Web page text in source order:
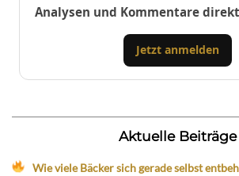
Analysen und Kommentare
Jetzt anmelden
Aktuelle Beiträge
Wie viele Bäcker sich gerade selbst